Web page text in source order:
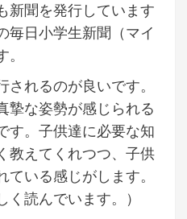
新聞を発行しています
毎日小学生新聞（マイ
れるのが良いです。
摯な姿勢が感じられる
す。子供達に必要な知
教えてくれつつ、子供
いる感じがします。
く読んでいます。）